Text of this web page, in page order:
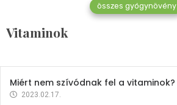
összes gyógynövény
Vitaminok
Mindent a B-12 vitaminról
2023.02.27.
Miért nem szívódnak fel a vitaminok?
2023.02.17.